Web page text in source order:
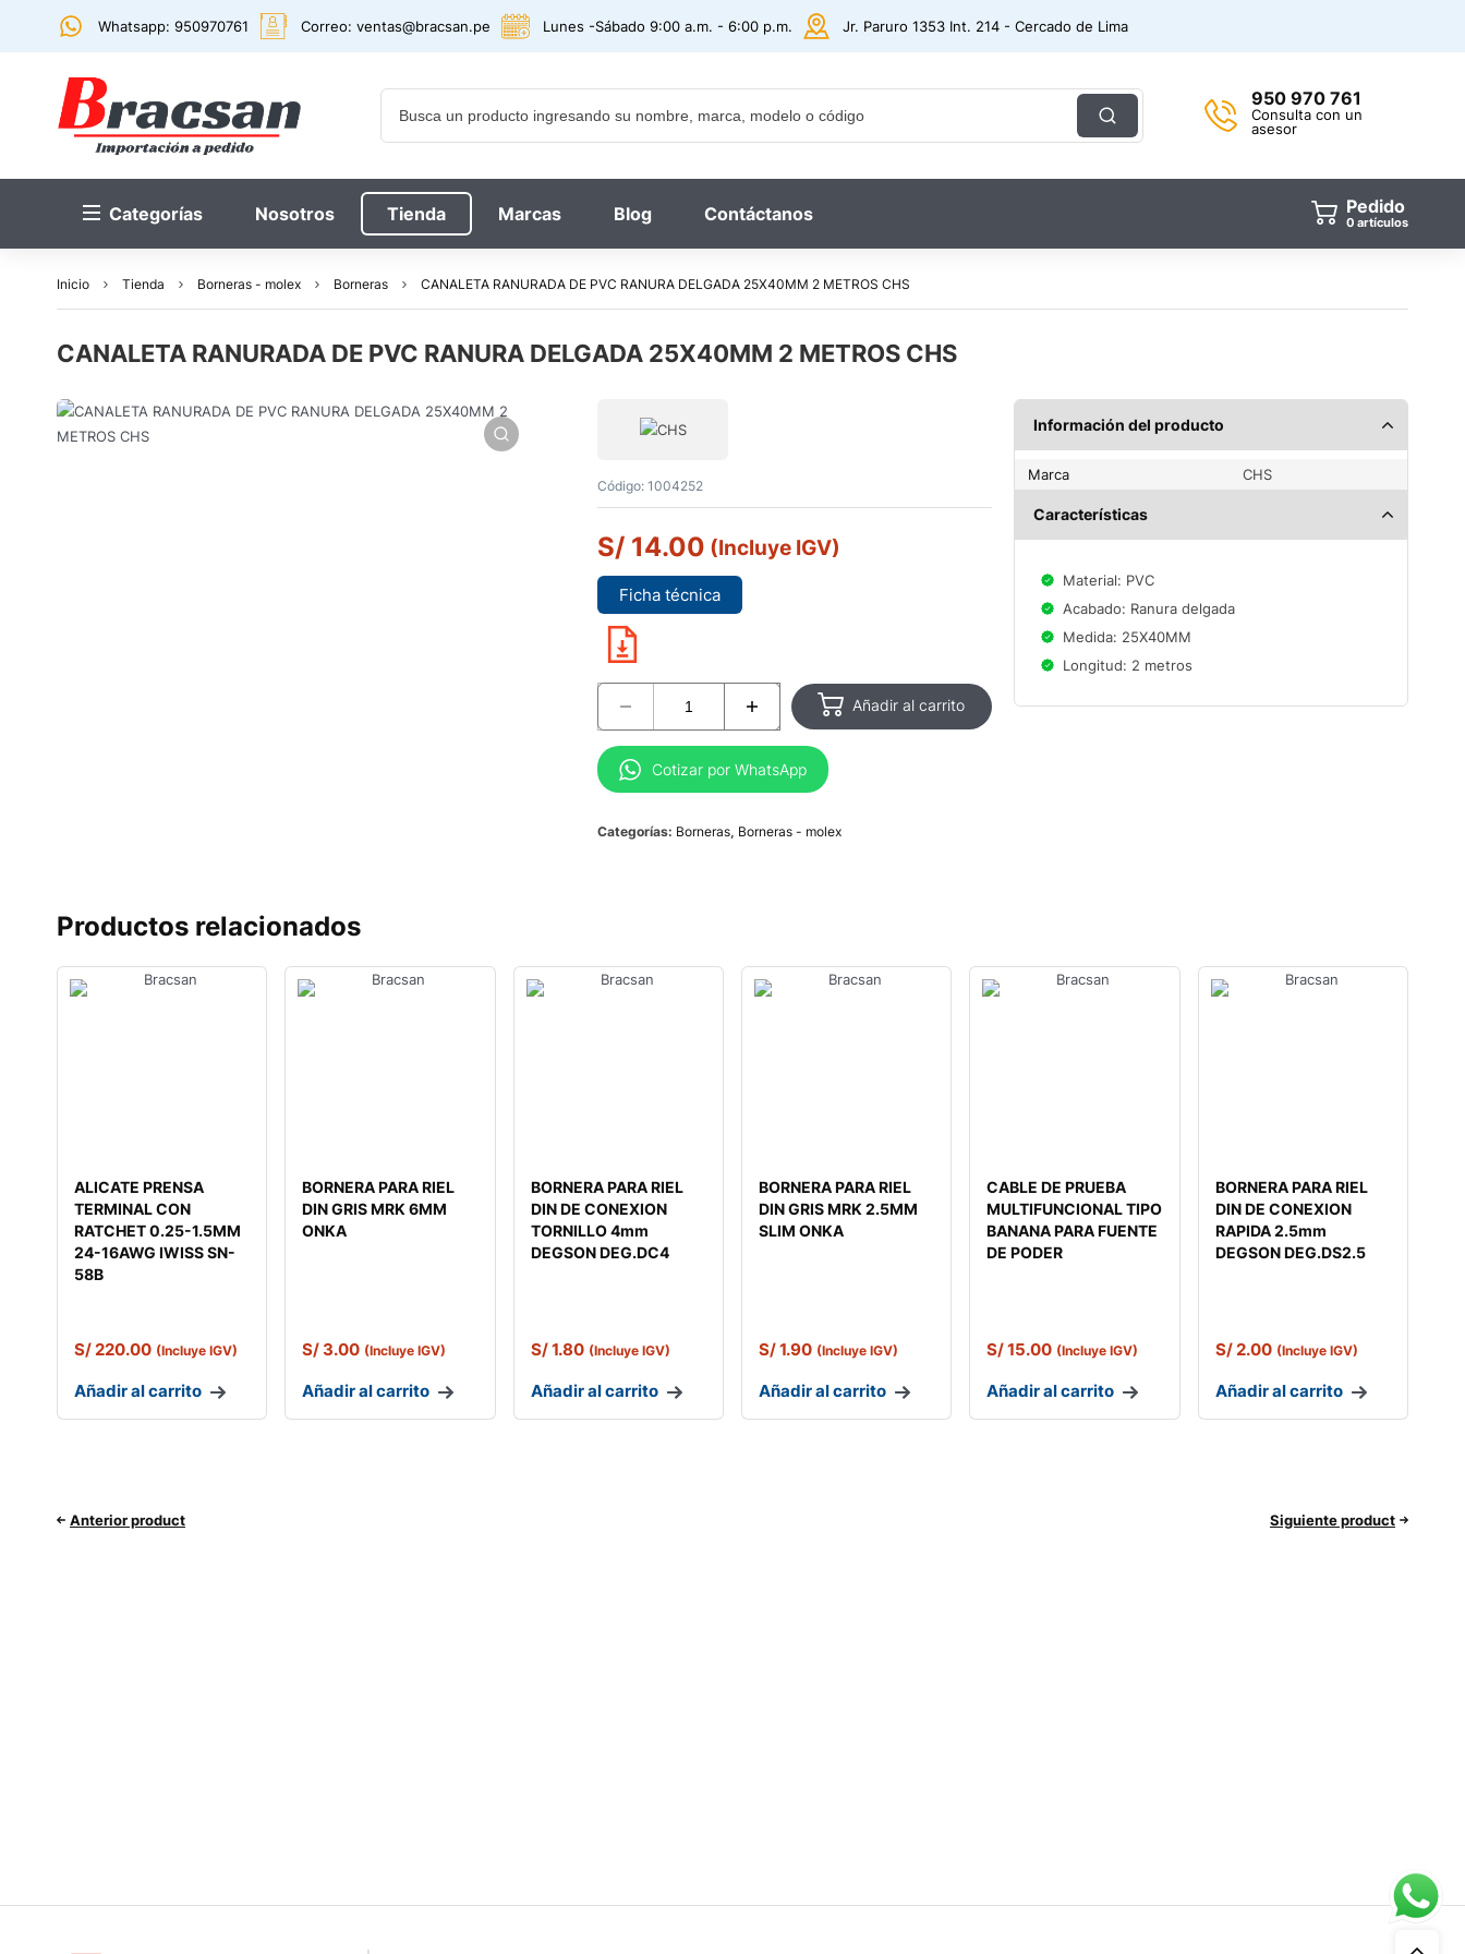
Whatsapp: 950970761 Correo: ventas@bracsan.pe Lunes -Sábado 9:00 a.m. - 6:00 p.m. Jr. Paruro 1353 Int. 214 - Cercado de Lima
950 970 761
Consulta con un
asesor
Categorías Nosotros Tienda Marcas Blog Contáctanos Pedido
0 artículos
Inicio Tienda Borneras - molex Borneras CANALETA RANURADA DE PVC RANURA DELGADA 25X40MM 2 METROS CHS
CANALETA RANURADA DE PVC RANURA DELGADA 25X40MM 2 METROS CHS
Código: 1004252
S/ 14.00 (Incluye IGV)
Ficha técnica
Añadir al carrito
Cotizar por WhatsApp
Categorías: Borneras, Borneras - molex
Información del producto
Marca CHS
Características
Material: PVC
Acabado: Ranura delgada
Medida: 25X40MM
Longitud: 2 metros
Productos relacionados
ALICATE PRENSA
TERMINAL CON
RATCHET 0.25-1.5MM
24-16AWG IWISS SN-
58B
S/220.00 (Incluye IGV)
Añadir al carrito
BORNERA PARA RIEL
DIN GRIS MRK 6MM
ONKA
S/3.00 (Incluye IGV)
Añadir al carrito
BORNERA PARA RIEL
DIN DE CONEXION
TORNILLO 4mm
DEGSON DEG.DC4
S/1.80 (Incluye IGV)
Añadir al carrito
BORNERA PARA RIEL
DIN GRIS MRK 2.5MM
SLIM ONKA
S/1.90 (Incluye IGV)
Añadir al carrito
CABLE DE PRUEBA
MULTIFUNCIONAL TIPO
BANANA PARA FUENTE
DE PODER
S/15.00 (Incluye IGV)
Añadir al carrito
BORNERA PARA RIEL
DIN DE CONEXION
RAPIDA 2.5mm
DEGSON DEG.DS2.5
S/2.00 (Incluye IGV)
Añadir al carrito
Anterior product Siguiente product